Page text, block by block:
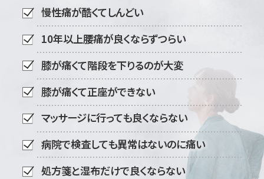
慢性痛が酷くてしんどい
10年以上腰痛が良くならずつらい
膝が痛くて階段を下りるのが大変
膝が痛くて正座ができない
マッサージに行っても良くならない
病院で検査しても異常はないのに痛い
処方箋と湿布だけで良くならない